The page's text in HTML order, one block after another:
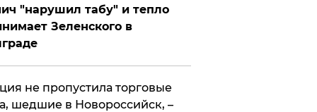
"нарушил табу" и тепло
Зеленского в
не пропустила торговые
шедшие в Новороссийск, –